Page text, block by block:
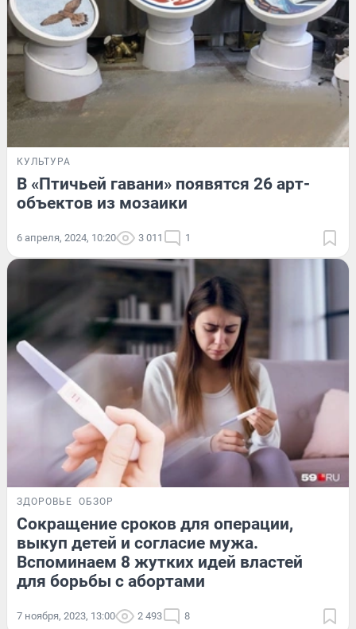
КУЛЬТУРА
В «Птичьей гавани» появятся 26 арт-
объектов из мозаики
6 апреля, 2024, 10:20 3 011 1
ЗДОРОВЬЕ ОБЗОР
Сокращение сроков для операции,
выкуп детей и согласие мужа.
Вспоминаем 8 жутких идей властей
для борьбы с абортами
7 ноября, 2023, 13:00 2 493 8